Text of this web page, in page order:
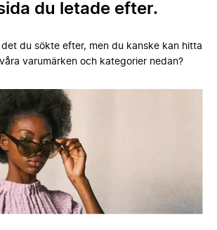
du letade efter.
du sökte efter, men du kanske kan hitta
varumärken och kategorier nedan?